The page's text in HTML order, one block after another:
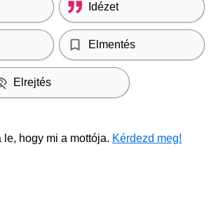
Idézet
Elmentés
Elrejtés
le, hogy mi a mottója. Kérdezd meg!